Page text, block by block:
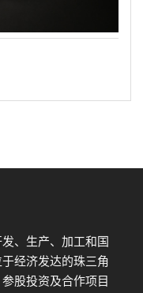
、生产、加工和国
经济发达的珠三角
股投资及合作项目